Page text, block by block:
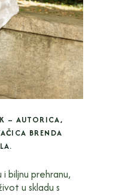
– AUTORICA,
BRENDA
i biljnu prehranu,
u skladu s